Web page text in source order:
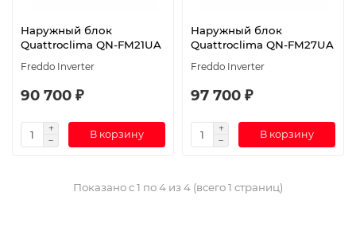
Наружный блок
Quattroclima QN-FM21UA
Freddo Inverter
90 700 ₽
В корзину
Наружный блок
Quattroclima QN-FM27UA
Freddo Inverter
97 700 ₽
В корзину
Показано с 1 по 4 из 4 (всего 1 страниц)